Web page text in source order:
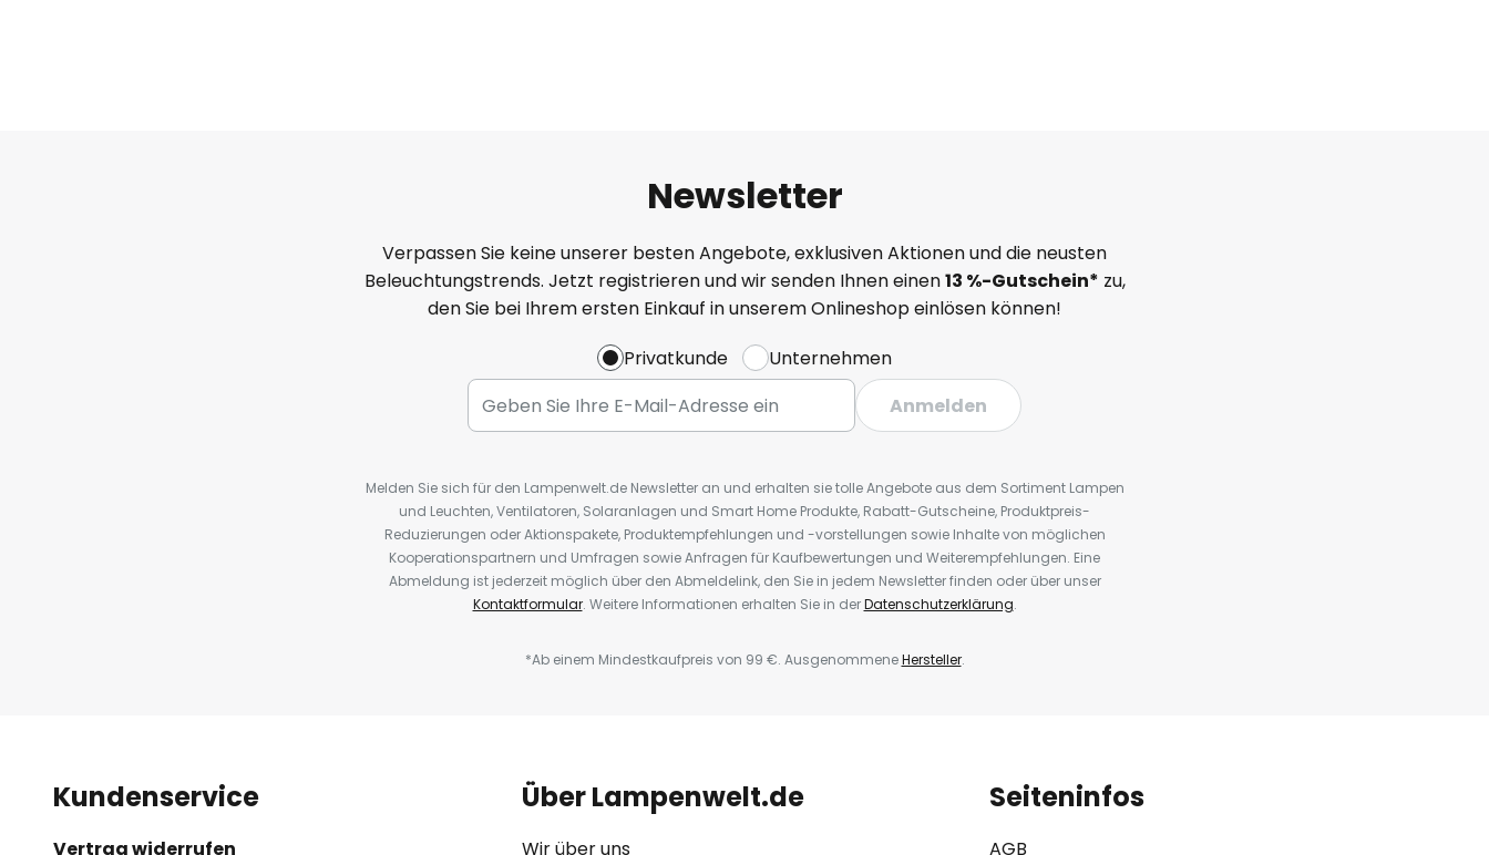
Newsletter
Verpassen Sie keine unserer besten Angebote, exklusiven Aktionen und die neusten
Beleuchtungstrends. Jetzt registrieren und wir senden Ihnen einen13 %-Gutschein* zu,
den Sie bei Ihrem ersten Einkauf in unserem Onlineshop einlösen können!
Privatkunde
Unternehmen
Anmelden
Melden Sie sich für den Lampenwelt.de Newsletter an und erhalten sie tolle Angebote aus dem Sortiment Lampen
und Leuchten, Ventilatoren, Solaranlagen und Smart Home Produkte, Rabatt-Gutscheine, Produktpreis-
Reduzierungen oder Aktionspakete, Produktempfehlungen und -vorstellungen sowie Inhalte von möglichen
Kooperationspartnern und Umfragen sowie Anfragen für Kaufbewertungen und Weiterempfehlungen. Eine
Abmeldung ist jederzeit möglich über den Abmeldelink, den Sie in jedem Newsletter finden oder über unser
Kontaktformular. Weitere Informationen erhalten Sie in derDatenschutzerklärung.
*Ab einem Mindestkaufpreis von 99 €. AusgenommeneHersteller.
Kundenservice
Vertrag widerrufen
Über Lampenwelt.de
Wir über uns
Seiteninfos
AGB